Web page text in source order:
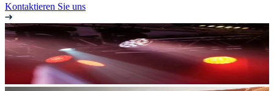
Kontaktieren Sie uns